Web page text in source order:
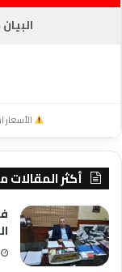
البيان
الأسعار
أكثر